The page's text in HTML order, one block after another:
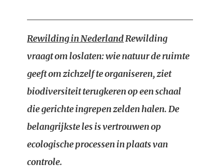
Rewilding in NederlandRewilding
vraagt om loslaten: wie natuur de ruimte
geeft om zichzelf te organiseren, ziet
biodiversiteit terugkeren op een schaal
die gerichte ingrepen zelden halen. De
belangrijkste les is vertrouwen op
ecologische processen in plaats van
controle.